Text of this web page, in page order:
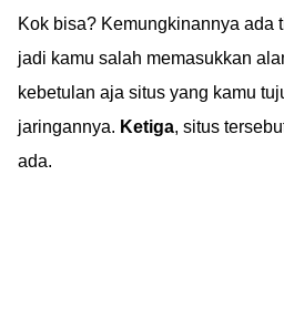
Kok bisa? Kemungkinannya ada
jadi kamu salah memasukkan
kebetulan aja situs yang kamu
jaringannya. Ketiga, situs
ada.